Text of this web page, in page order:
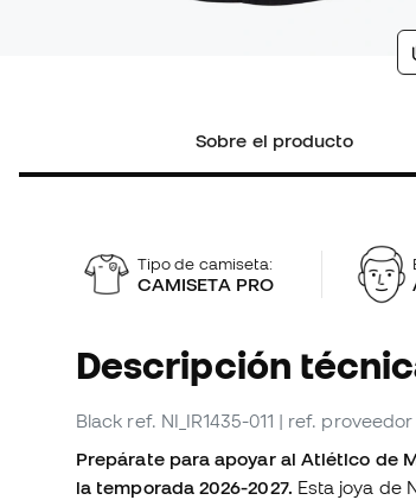
Sobre el producto
Tipo de camiseta:
CAMISETA PRO
Descripción
Black ref. NI_IR1435-011 | ref. proveedor
Prepárate para apoyar al Atlético de
la temporada 2026-2027. Esta joya de